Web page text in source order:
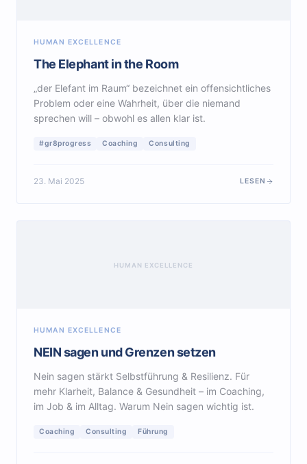
HUMAN EXCELLENCE
The Elephant in the Room
„der Elefant im Raum“ bezeichnet ein offensichtliches
Problem oder eine Wahrheit, über die niemand
sprechen will – obwohl es allen klar ist.
#gr8progress Coaching Consulting
23. Mai 2025 LESEN
HUMAN EXCELLENCE
HUMAN EXCELLENCE
NEIN sagen und Grenzen setzen
Nein sagen stärkt Selbstführung & Resilienz. Für
mehr Klarheit, Balance & Gesundheit – im Coaching,
im Job & im Alltag. Warum Nein sagen wichtig ist.
Coaching Consulting Führung